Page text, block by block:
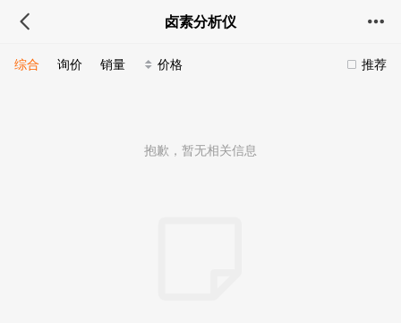
卤素分析仪
推荐
综合 询价 销量 价格
抱歉，暂无相关信息